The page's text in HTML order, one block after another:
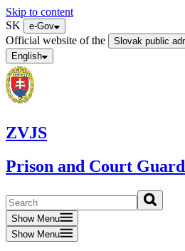
Skip to content
SK
e-Gov
Official website of the
Slovak public
English
ZVJS
Prison and Court
Show Menu
Show Menu